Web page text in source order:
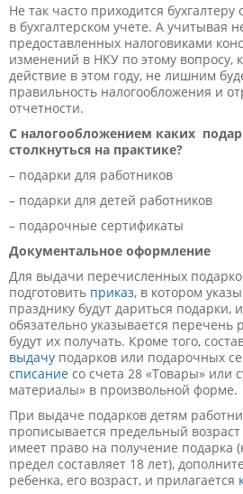
Не так часто приходится
в бухгалтерском учете. А учитывая
предоставленных налоговиками
изменений в НКУ по этому вопросу,
действие в этом году, не лишним
правильность налогообложения и
отчетности.
С налогообложением каких
столкнуться на практике?
– подарки для работников
– подарки для детей работников
– подарочные сертификаты
Документальное оформление
Для выдачи перечисленных
подготовить приказ, в котором
празднику будут дариться подарки,
обязательно указывается перечень
будут их получать. Кроме того,
выдачу подарков или подарочных
списание со счета 28 «Товары» или
материалы» в произвольной форме.
При выдаче подарков детям
прописывается предельный
имеет право на получение подарка
предел составляет 18 лет),
ребенка, его возраст, и прилагается